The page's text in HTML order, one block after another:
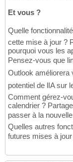
Et vous ?
Quelle
cette mise à jour ?
pourquoi vous les
Pensez-vous que
Outlook améliorera
potentiel de lIA sur
Comment gérez-
calendrier ?
passer à la
Quelles autres
futures mises à jour